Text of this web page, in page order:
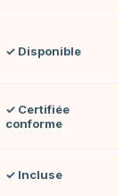
✓ Disponible
✓ Certifiée
conforme
✓ Incluse